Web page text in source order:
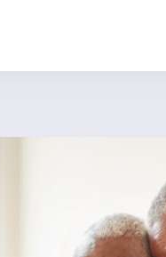
Empréstimo